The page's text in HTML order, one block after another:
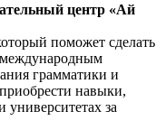
центр «Ай
поможет сделать
грамматики и
навыки,
за